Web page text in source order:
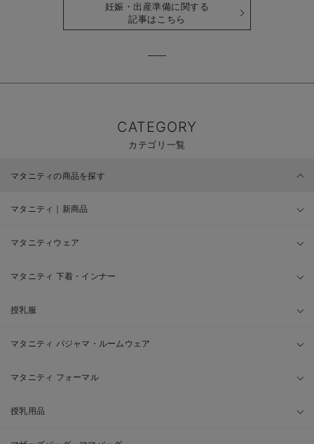
妊娠・出産準備に関する
記事はこちら
CATEGORY
カテゴリ一覧
マタニティの商品を探す
マタニティ｜新商品
マタニティウェア
マタニティ 下着・インナー
授乳服
マタニティ パジャマ・ルームウェア
マタニティ フォーマル
授乳用品